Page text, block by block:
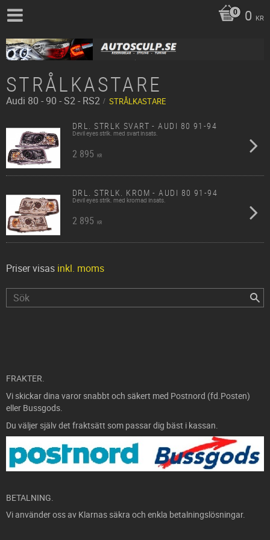
0 KR
STRÅLKASTARE
Audi 80 - 90 - S2 - RS2 STRÅLKASTARE
DRL. STRLK SVART - AUDI 80 91-94
Devil eyes strlk. med svart insats.
2 895 KR
DRL. STRLK. KROM - AUDI 80 91-94
Devil eyes strlk. med kromad insats.
2 895 KR
Priser visas inkl. moms
FRAKTER.
Vi skickar dina varor snabbt och säkert med Postnord (fd.Posten)
eller Bussgods.
Du väljer själv det fraktsätt som passar dig bäst i kassan.
BETALNING.
Vi använder oss av Klarnas säkra och enkla betalningslösningar.